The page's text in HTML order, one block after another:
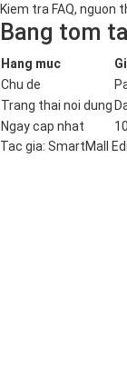
Kiem tra FAQ, nguon
Bang tom
Hang muc
Chu de
Trang thai noi dung
Ngay cap nhat
Tac gia: SmartMall